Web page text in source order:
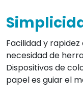
Facilidad y
necesidad de
Dispositivos de
papel es guiar el